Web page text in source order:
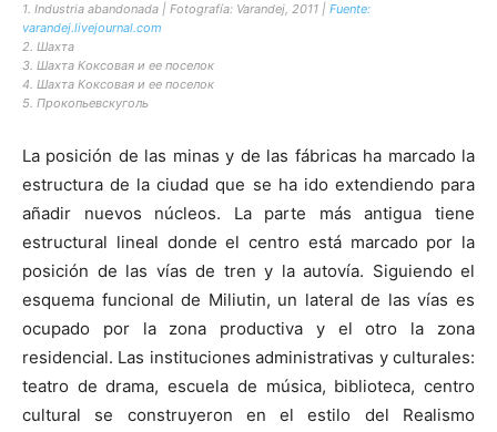
1. Industria abandonada | Fotografía: Varandej, 2011 | Fuente:
varandej.livejournal.com
2. Шахта
3. Шахта Коксовая и ее поселок
4. Шахта Коксовая и ее поселок
5. Прокопьевскуголь
La posición de las minas y de las fábricas ha marcado la
estructura de la ciudad que se ha ido extendiendo para
añadir nuevos núcleos. La parte más antigua tiene
estructural lineal donde el centro está marcado por la
posición de las vías de tren y la autovía. Siguiendo el
esquema funcional de Miliutin, un lateral de las vías es
ocupado por la zona productiva y el otro la zona
residencial. Las instituciones administrativas y culturales:
teatro de drama, escuela de música, biblioteca, centro
cultural se construyeron en el estilo del Realismo